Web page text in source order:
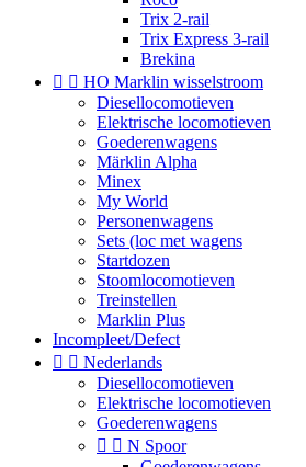
Trix 2-rail
Trix Express 3-rail
Brekina
  HO Marklin wisselstroom
Diesellocomotieven
Elektrische locomotieven
Goederenwagens
Märklin Alpha
Minex
My World
Personenwagens
Sets (loc met wagens
Startdozen
Stoomlocomotieven
Treinstellen
Marklin Plus
Incompleet/Defect
  Nederlands
Diesellocomotieven
Elektrische locomotieven
Goederenwagens
  N Spoor